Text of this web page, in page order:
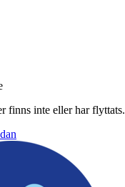
finns inte eller har flyttats.